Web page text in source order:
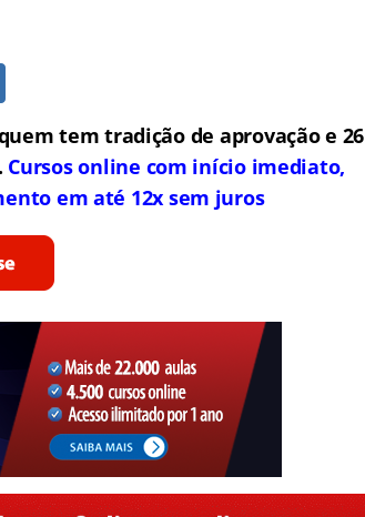
tem tradição de aprovação e 26
Cursos online com início imediato,
em até 12x sem juros